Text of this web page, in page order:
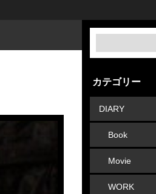
カテゴリー
DIARY
Book
Movie
WORK